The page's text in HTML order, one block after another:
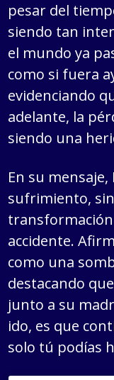
pesar del
siendo tan
el mundo ya
como si fuera
evidenciando
adelante, la
siendo una
En su
sufrimiento,
transformación
accidente.
como una
destacando
junto a su
ido, es que
solo tú podías